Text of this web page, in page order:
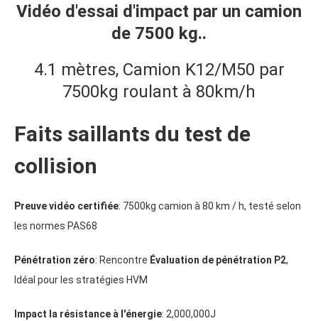
Vidéo d'essai d'impact par un camion
de 7500 kg..
4.1 mètres, Camion K12/M50 par
7500kg roulant à 80km/h
Faits saillants du test de
collision
Preuve vidéo certifiée: 7500kg camion à 80 km / h, testé selon
les normes PAS68
Pénétration zéro: Rencontre Évaluation de pénétration P2,
Idéal pour les stratégies HVM
Impact la résistance à l'énergie: 2,000,000J